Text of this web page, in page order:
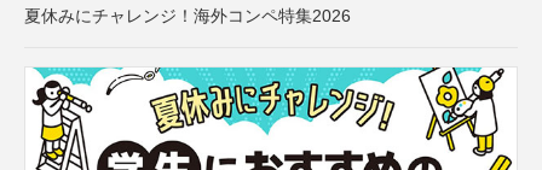
夏休みにチャレンジ！海外コンペ特集2026